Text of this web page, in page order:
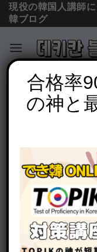
Skip
content
現役の韓国人講師
韓ブログ
単語の意味と使い方
韓国で店員
요, 저기요, 이
줌마の使い分
POSTED ON2025年9月
合格率
の神と